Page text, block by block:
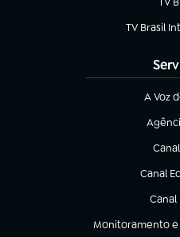
TV Brasil
(abre em
A Voz
(abre
(abre
(abre
Canal
(abre
Canal
(abre
Monitoramento e
(abre em nova